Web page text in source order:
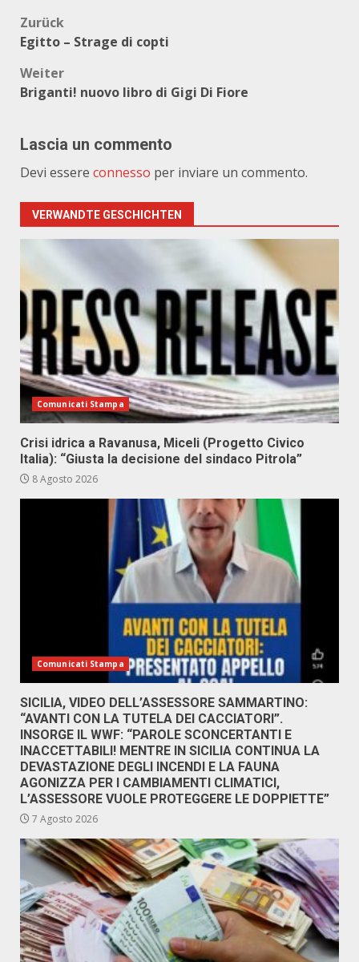
Beitragsnavigation
Zurück
Egitto – Strage di copti
Weiter
Briganti! nuovo libro di Gigi Di Fiore
Lascia un commento
Devi essere connesso per inviare un commento.
VERWANDTE GESCHICHTEN
Comunicati Stampa
Crisi idrica a Ravanusa, Miceli (Progetto Civico
Italia): “Giusta la decisione del sindaco Pitrola”
8 Agosto 2026
Comunicati Stampa
SICILIA, VIDEO DELL’ASSESSORE SAMMARTINO:
“AVANTI CON LA TUTELA DEI CACCIATORI”.
INSORGE IL WWF: “PAROLE SCONCERTANTI E
INACCETTABILI! MENTRE IN SICILIA CONTINUA LA
DEVASTAZIONE DEGLI INCENDI E LA FAUNA
AGONIZZA PER I CAMBIAMENTI CLIMATICI,
L’ASSESSORE VUOLE PROTEGGERE LE DOPPIETTE”
7 Agosto 2026